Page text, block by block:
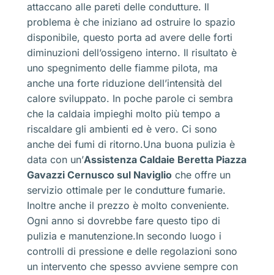
attaccano alle pareti delle condutture. Il
problema è che iniziano ad ostruire lo spazio
disponibile, questo porta ad avere delle forti
diminuzioni dell’ossigeno interno. Il risultato è
uno spegnimento delle fiamme pilota, ma
anche una forte riduzione dell’intensità del
calore sviluppato. In poche parole ci sembra
che la caldaia impieghi molto più tempo a
riscaldare gli ambienti ed è vero. Ci sono
anche dei fumi di ritorno.Una buona pulizia è
data con un’Assistenza Caldaie Beretta Piazza
Gavazzi Cernusco sul Naviglio che offre un
servizio ottimale per le condutture fumarie.
Inoltre anche il prezzo è molto conveniente.
Ogni anno si dovrebbe fare questo tipo di
pulizia e manutenzione.In secondo luogo i
controlli di pressione e delle regolazioni sono
un intervento che spesso avviene sempre con